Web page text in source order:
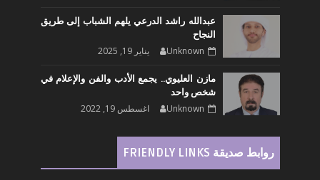
عبدالله راشد الدرعي يلهم الشباب إلى طريق
النجاح
Unknown يناير 19, 2025
مازن العليوي.. يجمع الأدب والفن والإعلام في
شخص واحد
Unknown اغسطس 19, 2022
روابط صديقة FRIENDLY LINKS